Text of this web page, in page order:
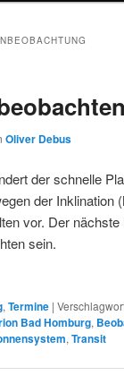
Oliver Debus
der schnelle
der Inklination
vor. Der
sein.
, Termine |
Bad Homburg,
, Transit